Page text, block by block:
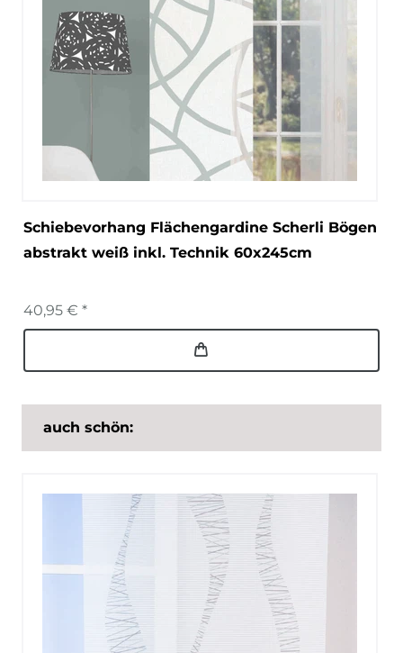
Schiebevorhang Flächengardine Scherli Bögen
abstrakt weiß inkl. Technik 60x245cm
40,95 € *
auch schön: